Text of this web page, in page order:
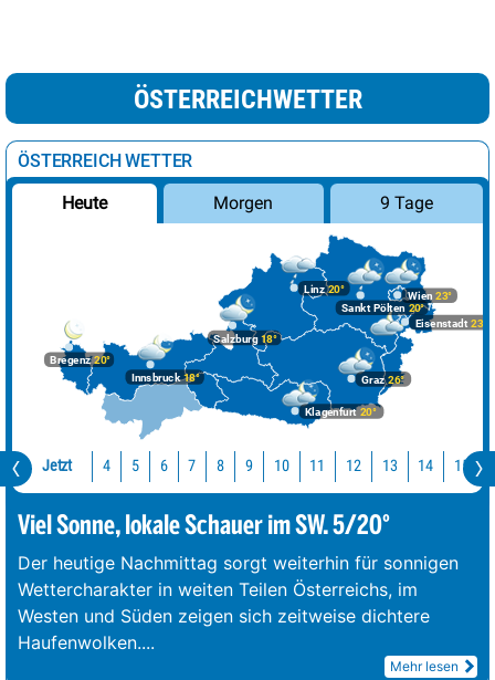
ÖSTERREICHWETTER
ÖSTERREICH WETTER
Heute Morgen 9 Tage
Bregenz20°
Graz26°
Innsbruck18°
Klagenfurt 20°
Linz20°
Salzburg18°
Wien 23°
Eisenstadt 23°
Sankt Pölten 20°
Jetzt 4 5 6 7 8 9 10 11 12 13 14 15
Viel Sonne, lokale Schauer im SW. 5/20°
Der heutige Nachmittag sorgt weiterhin für sonnigen
Wettercharakter in weiten Teilen Österreichs, im
Westen und Süden zeigen sich zeitweise dichtere
Haufenwolken....
Mehr lesen